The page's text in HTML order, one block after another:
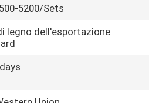
5200/Sets
legno dell'esportazione